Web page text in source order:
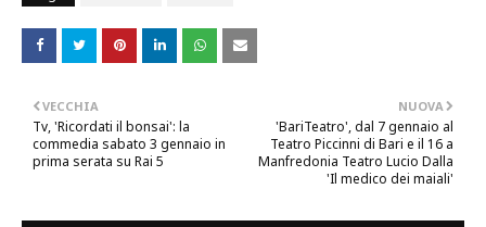
NUOVA
'BariTeatro', dal 7 gennaio al
Teatro Piccinni di Bari e il 16 a
Manfredonia Teatro Lucio Dalla
'Il medico dei maiali'
VECCHIA
Tv, 'Ricordati il bonsai': la
commedia sabato 3 gennaio in
prima serata su Rai 5